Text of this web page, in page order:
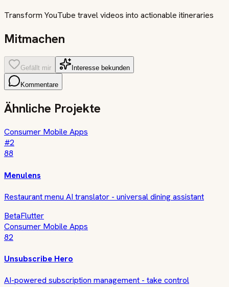
Transform YouTube travel videos into actionable itineraries
Mitmachen
Gefällt mir Interesse bekunden
Kommentare
Ähnliche Projekte
Consumer Mobile Apps
#2
88
Menulens
Restaurant menu AI translator - universal dining assistant
BetaFlutter
Consumer Mobile Apps
82
Unsubscribe Hero
AI-powered subscription management - take control